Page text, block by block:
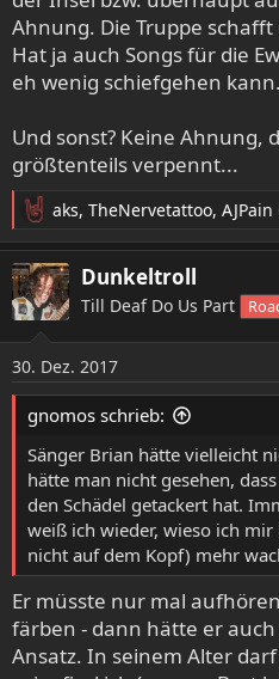
Ahnung. Die Truppe
Hat ja auch Songs für die
eh wenig schiefgehen kann.
Und sonst? Keine Ahnung,
größtenteils verpennt...
R
e
a
k
t
o
n
e
n
aks, TheNervetattoo, AJPain
Dunkeltroll
Till Deaf Do Us Part
30. Dez. 2017
gnomos schrieb:
Sänger Brian hätte vielleicht
hätte man nicht gesehen,
den Schädel getackert hat.
weiß ich wieder, wieso ich
nicht auf dem Kopf) mehr
Er müsste nur mal
färben - dann hätte er
Ansatz. In seinem Alter